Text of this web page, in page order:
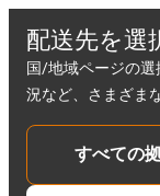
配送先を選
国/地域ページの
況など、さまざま
すべての